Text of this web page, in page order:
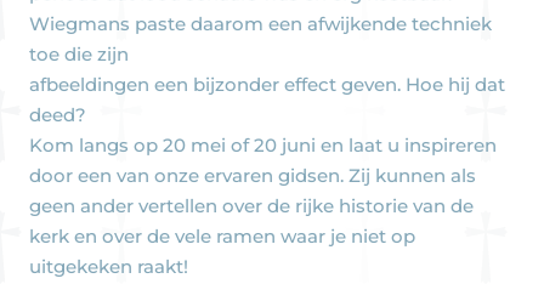
Wiegmans paste daarom een afwijkende techniek
toe die zijn
afbeeldingen een bijzonder effect geven. Hoe hij dat
deed?
Kom langs op 20 mei of 20 juni en laat u inspireren
door een van onze ervaren gidsen. Zij kunnen als
geen ander vertellen over de rijke historie van de
kerk en over de vele ramen waar je niet op
uitgekeken raakt!